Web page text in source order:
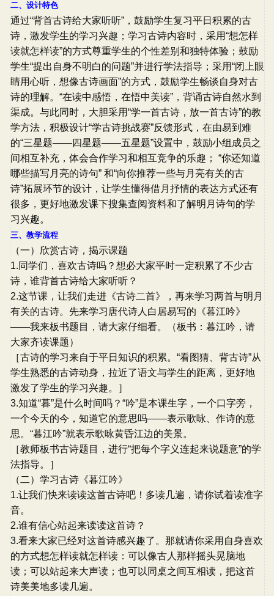
二、设计特色
通过“背首古诗给大家听听”，鼓励学生复习平日积累的古
诗，激发学生的学习兴趣；学习古诗内容时，采用“想怎样
读就怎样读”的方式尊重学生的个性差别和独特体验；鼓励
学生“提出自身不明白的问题”并进行学法指导；采用“闭上眼
睛用心听，想像古诗画面”的方式，鼓励学生畅谈自身对古
诗的理解。“在读中感悟，在悟中美读”，背诵古诗自然水到
渠成。与此同时，大胆采用“学一首古诗，放一首古诗”的教
学方法，积极设计“学古诗挑战赛”反馈形式，在由易到难
的“三星题――四星题――五星题”设置中，鼓励小组成员之
间相互补充，体会合作学习和相互竞争的乐趣； “你还知道
哪些描写月亮的诗句” 和“向你推荐一些与月亮有关的古
诗”拓展环节的设计，让学生懂得借月抒情的表达方式还有
很多，更好地激发课下搜集查阅资料和了解明月诗句的学
习兴趣。
三、教学流程
（一）欣赏古诗，揭示课题
1.同学们，喜欢古诗吗？想必大家平时一定积累了不少古
诗，谁背首古诗给大家听听？
2.这节课，让我们走进《古诗二首》，再来学习两首与明月
有关的古诗。先来学习唐代诗人白居易写的《暮江吟》
――我来板书题目，请大家仔细看。（板书：暮江吟，请
大家齐读课题）
［古诗的学习来自于平日知识的积累。“看图猜、背古诗”从
学生熟悉的古诗动身，拉近了语文与学生的距离，更好地
激发了学生的学习兴趣。］
3.知道“暮”是什么时间吗？“吟”是本课生字，一个口字旁，
一个今天的今，知道它的意思吗――表示歌咏、作诗的意
思。“暮江吟”就表示歌咏黄昏江边的美景。
［教师板书古诗题目，进行“把每个字义连起来说题意”的学
法指导。］
（二）学习古诗《暮江吟》
1.让我们快来读读这首古诗吧！多读几遍，请你试着读准字
音。
2.谁有信心站起来读读这首诗？
3.看来大家已经对这首诗感兴趣了。那就请你采用自身喜欢
的方式想怎样读就怎样读：可以像古人那样摇头晃脑地
读；可以站起来大声读；也可以同桌之间互相读，把这首
诗美美地多读几遍。